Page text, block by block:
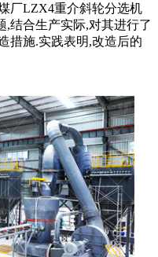
厂LZX4重介斜轮分选机
,结合生产实际,对其进行了
措施.实践表明,改造后的